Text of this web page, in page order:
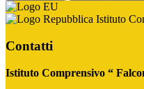
Istituto
Contatti
Istituto Comprensivo “